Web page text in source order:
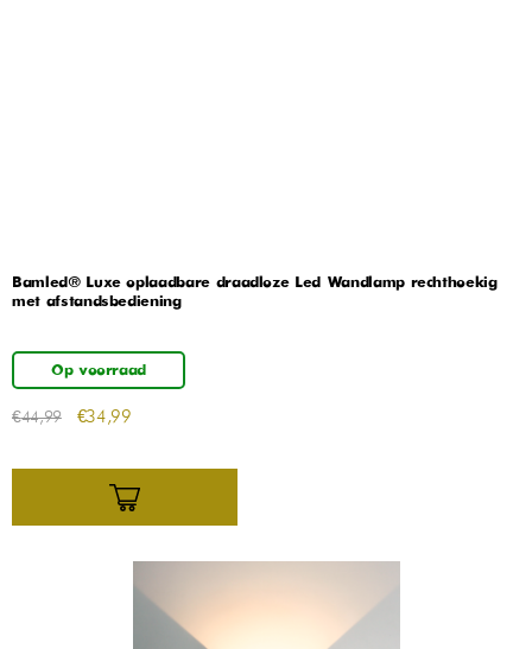
Bamled® Luxe oplaadbare draadloze Led Wandlamp rechthoekig
met afstandsbediening
Op voorraad
€44,99 €34,99